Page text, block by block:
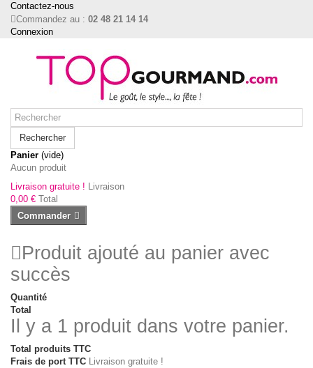
Contactez-nous
Commandez au : 02 48 21 14 14
Connexion
Rechercher
Panier (vide)
Aucun produit
Livraison gratuite ! Livraison
0,00 € Total
Commander
Produit ajouté au panier avec
succès
Quantité
Total
Il y a 1 produit dans votre panier.
Total produits TTC
Frais de port TTC Livraison gratuite !